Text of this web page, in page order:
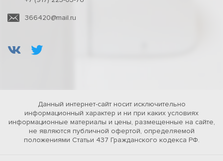
366420@mail.ru
Данный интернет-сайт носит исключительно
информационный характер и ни при каких условиях
информационные материалы и цены, размещенные на сайте,
не являются публичной офертой, определяемой
положениями Статьи 437 Гражданского кодекса РФ.